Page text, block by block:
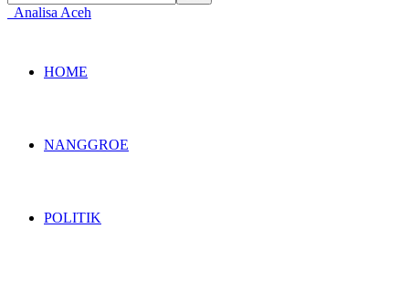
Analisa Aceh
HOME
NANGGROE
POLITIK